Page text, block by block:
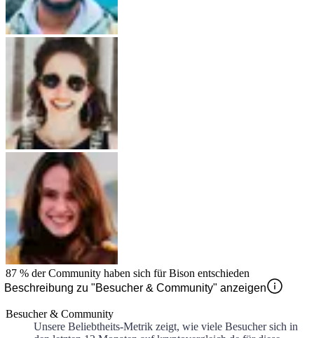
87 % der Community haben sich fürBison entschieden
Beschreibung zu "Besucher & Community" anzeigen
Besucher & Community
Unsere Beliebtheits-Metrik zeigt, wie viele Besucher sich in